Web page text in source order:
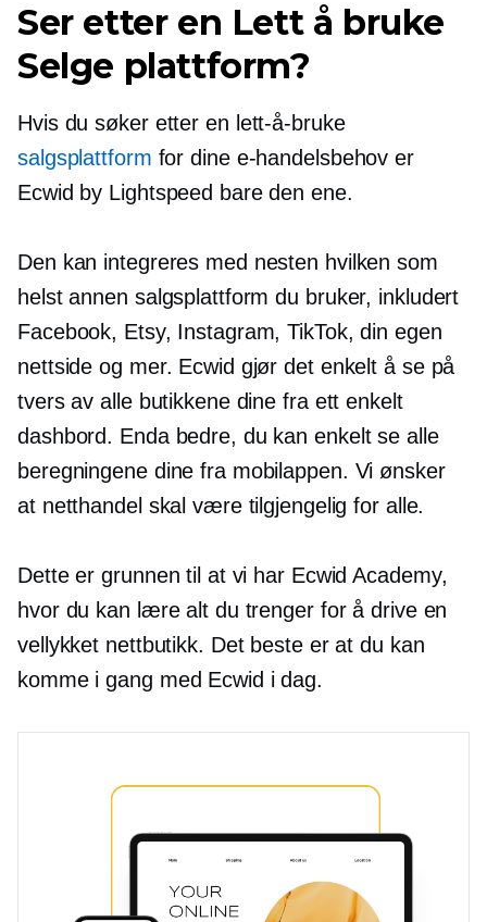
Ser etter en Lett å bruke
Selge plattform?
Hvis du søker etter en lett-å-bruke
salgsplattform for dine e-handelsbehov er
Ecwid by Lightspeed bare den ene.
Den kan integreres med nesten hvilken som
helst annen salgsplattform du bruker, inkludert
Facebook, Etsy, Instagram, TikTok, din egen
nettside og mer. Ecwid gjør det enkelt å se på
tvers av alle butikkene dine fra ett enkelt
dashbord. Enda bedre, du kan enkelt se alle
beregningene dine fra mobilappen. Vi ønsker
at netthandel skal være tilgjengelig for alle.
Dette er grunnen til at vi har Ecwid Academy,
hvor du kan lære alt du trenger for å drive en
vellykket nettbutikk. Det beste er at du kan
komme i gang med Ecwid i dag.